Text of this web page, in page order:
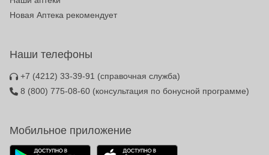
Новая Аптека рекомендует
Наши телефоны
+7 (4212) 33-39-91 (справочная служба)
8 (800) 775-08-60 (консультация по бонусной программе)
Мобильное приложение